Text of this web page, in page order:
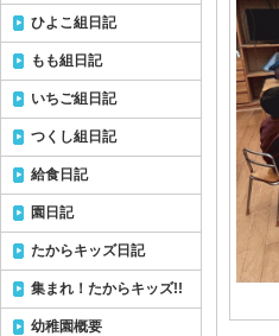
ひよこ組日記
もも組日記
いちご組日記
つくし組日記
給食日記
園日記
たからキッズ日記
集まれ！たからキッズ!!
幼稚園概要